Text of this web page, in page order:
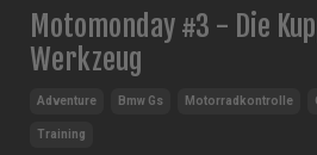
Motomonday #3 - Die
Werkzeug
Adventure Bmw Gs Motorradkontrolle
Training